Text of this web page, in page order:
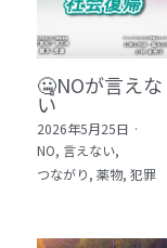
🤐NOが言えな
い
2026年5月25日 ·
NO, 言えない,
つながり, 薬物, 犯罪